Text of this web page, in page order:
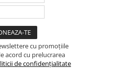
cu promoțiile
acord cu prelucrarea
de confidențialitate